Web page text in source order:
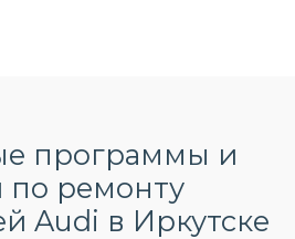
программы и
по ремонту
Audi в Иркутске